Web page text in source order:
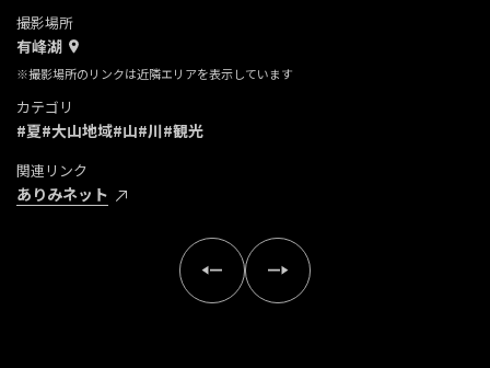
撮影場所
有峰湖
※撮影場所のリンクは近隣エリアを表示しています
カテゴリ
#夏#大山地域#山#川#観光
関連リンク
ありみネット